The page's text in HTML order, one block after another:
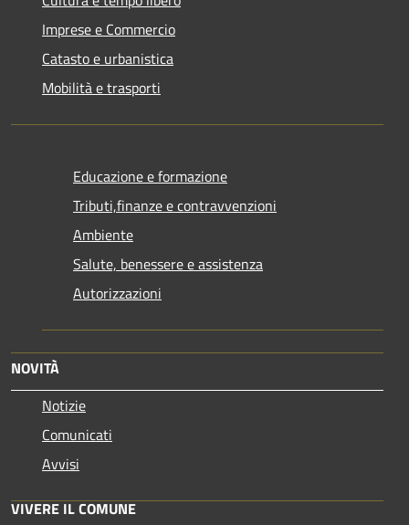
Imprese e Commercio
Catasto e urbanistica
Mobilità e trasporti
Educazione e formazione
Tributi,finanze e contravvenzioni
Ambiente
Salute, benessere e assistenza
Autorizzazioni
NOVITÀ
Notizie
Comunicati
Avvisi
VIVERE IL COMUNE